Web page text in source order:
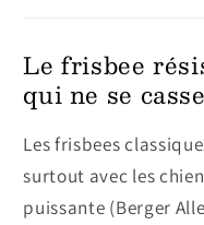
Le frisbee
qui ne se
Les frisbees
surtout avec les
puissante (Berger